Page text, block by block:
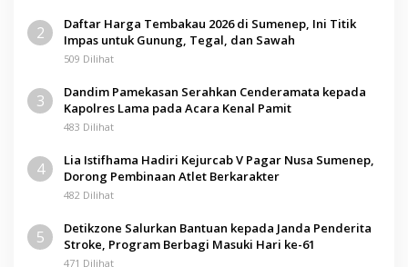
2
Daftar Harga Tembakau 2026 di Sumenep, Ini Titik
Impas untuk Gunung, Tegal, dan Sawah
509 Dilihat
3
Dandim Pamekasan Serahkan Cenderamata kepada
Kapolres Lama pada Acara Kenal Pamit
483 Dilihat
4
Lia Istifhama Hadiri Kejurcab V Pagar Nusa Sumenep,
Dorong Pembinaan Atlet Berkarakter
482 Dilihat
5
Detikzone Salurkan Bantuan kepada Janda Penderita
Stroke, Program Berbagi Masuki Hari ke-61
471 Dilihat